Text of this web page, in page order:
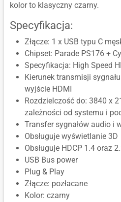
kolor to klasyczny czarny.
Specyfikacja:
Złącze: 1 x USB typu C
Chipset: Parade PS176 +
Specyfikacja: High Speed
Kierunek transmisji
wyjście HDMI
Rozdzielczość do: 3840 x
zależności od systemu i
Transfer sygnałów audio i
Obsługuje wyświetlanie 3D
Obsługuje HDCP 1.4 oraz
USB Bus power
Plug & Play
Złącze: pozłacane
Kolor: czarny